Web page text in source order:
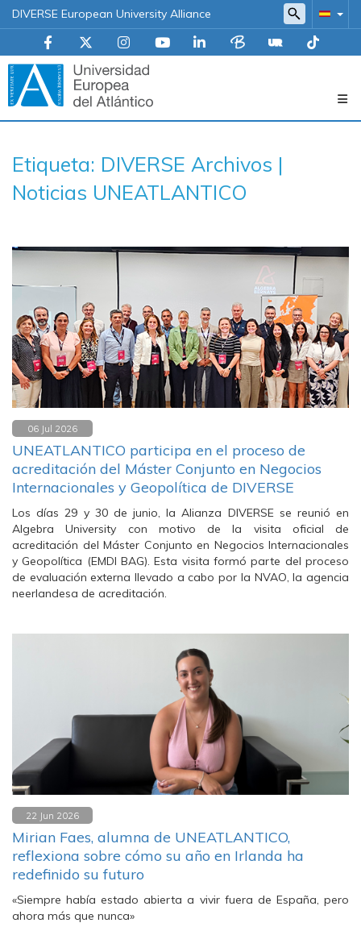
DIVERSE European University Alliance
principal
Etiqueta: DIVERSE Archivos |
Noticias UNEATLANTICO
06 Jul 2026
UNEATLANTICO participa en el proceso de
acreditación del Máster Conjunto en Negocios
Internacionales y Geopolítica de DIVERSE
Los días 29 y 30 de junio, la Alianza DIVERSE se reunió en
Algebra University con motivo de la visita oficial de
acreditación del Máster Conjunto en Negocios Internacionales
y Geopolítica (EMDI BAG). Esta visita formó parte del proceso
de evaluación externa llevado a cabo por la NVAO, la agencia
neerlandesa de acreditación.
22 Jun 2026
Mirian Faes, alumna de UNEATLANTICO,
reflexiona sobre cómo su año en Irlanda ha
redefinido su futuro
«Siempre había estado abierta a vivir fuera de España, pero
ahora más que nunca»